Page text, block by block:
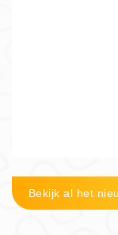
Bekijk al het